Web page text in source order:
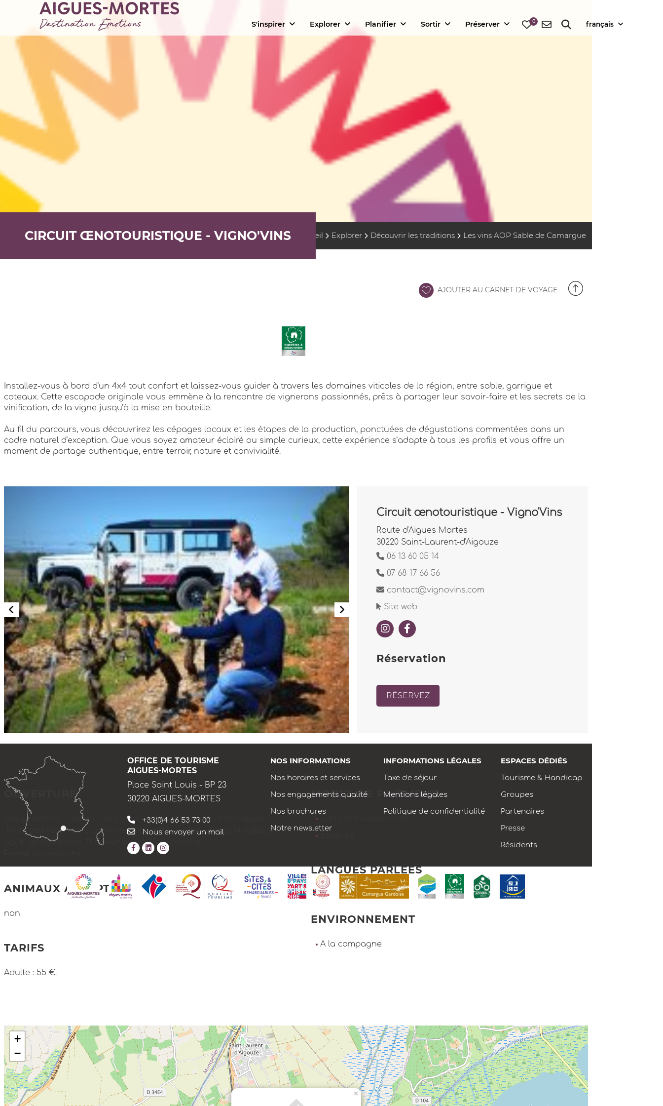
CIRCUIT ŒNOTOURISTIQUE - VIGNO'VINS Accueil Explorer Découvrir les traditions Les vins AOP Sable de Camargue
AJOUTER AU CARNET DE VOYAGE
Installez-vous à bord d’un 4x4 tout confort et laissez-vous guider à travers les domaines viticoles de la région, entre sable, garrigue et
coteaux. Cette escapade originale vous emmène à la rencontre de vignerons passionnés, prêts à partager leur savoir-faire et les secrets de la
vinification, de la vigne jusqu’à la mise en bouteille.
Au fil du parcours, vous découvrirez les cépages locaux et les étapes de la production, ponctuées de dégustations commentées dans un
cadre naturel d’exception. Que vous soyez amateur éclairé ou simple curieux, cette expérience s’adapte à tous les profils et vous offre un
moment de partage authentique, entre terroir, nature et convivialité.
Circuit œnotouristique - Vigno'Vins
Route d'Aigues Mortes
30220 Saint-Laurent-d'Aigouze
06 13 60 05 14
07 68 17 66 56
contact@vignovins.com
Site web
Réservation
RÉSERVEZ
OUVERTURE
Toute l'année. Tous les jours sauf les 1er janvier, Lundi de Pâques,
Jeudi de l'Ascension, Lundi de Pentecôte, 1er mai, 8 mai, 14 juillet, 15
août, 1er novembre, 11 novembre et 25 décembre.
ANIMAUX ACCEPTÉS
non
TARIFS
Adulte : 55 €.
MODES DE PAIEMENT
LANGUES PARLÉES
ENVIRONNEMENT
A la campagne
×
+
−
S'inspirer Explorer Planifier Sortir Préserver 0 français
OFFICE DE TOURISME
AIGUES-MORTES
Place Saint Louis - BP 23
30220 AIGUES-MORTES
+33(0)4 66 53 73 00
Nous envoyer un mail
NOS INFORMATIONS
Nos horaires et services
Nos engagements qualité
Nos brochures
Notre newsletter
INFORMATIONS LÉGALES
Taxe de séjour
Mentions légales
Politique de confidentialité
ESPACES DÉDIÉS
Tourisme & Handicap
Groupes
Partenaires
Presse
Résidents